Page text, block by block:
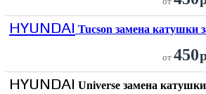
HYUNDAI Tucson замена катушки
от 450
HYUNDAI Universe замена